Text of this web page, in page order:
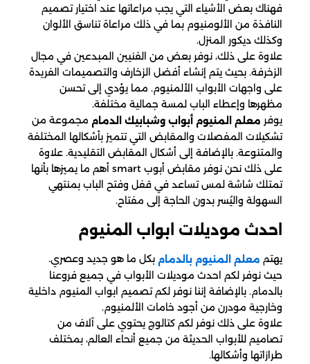
فهناك بعض الأشياء التي يجب مراعاتها عند اختيار تصميم
النافذة من الألومنيوم بما في ذلك مراعاة تناسق الألوان
وكذلك ديكور المنزل.
علاوة على ذلك، نوفر بعض من الفنيين المبدعين في مجال
الزخرفة. بحيث يتم إنشاء أفضل الزخارف والتصميمات الفريدة
على واجهات الأبواب الألمنيوم. مما يؤدي إلى تحسن
مظهرها وإعطاء الباب لمسة جمالية مختلفة.
يوفر معلم المنيوم أبواب وشبابيك الدمام مجموعة من
تشكيلات المفصلات والمقابض التي تتميز بأشكالها المختلفة
والمتنوعة. بالإضافة إلى أشكال المقابض التقليدية. علاوة
على ذلك نحن نوفر مقابض أبوب smart أهم ما يميزها بأنها
تمتلك شاشة لمس تساعد في قفل وفتح الباب بمنتهي
السهولة واليُسر بدون الحاجة إلى مفتاح.
احدث موديلات ابواب المنيوم
يهتم معلم المنيوم بالدمام بكل ما هو جديد وعصري.
حيث نوفر لكم احدث موديلات الأبواب في جميع فروعنا
بالدمام. بالإضافة إننا نوفر لكم تصميم ابواب المنيوم داخلية
وخارجية مودرن من أجود خامات الألمنيوم.
علاوة على ذلك نوفر لكم كتالوج يحتوي على آلاف من
تصاميم للأبواب الحديثة من جميع أنحاء العالم، بمختلف
طرازاتها وأشكالها.